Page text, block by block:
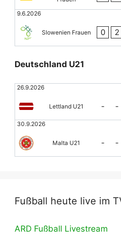
9.6.2026
Slowenien Frauen 0 2
Deutschland U21
26.9.2026
Lettland U21 - -
30.9.2026
Malta U21 - -
Fußball heute live im
ARD Fußball Livestream